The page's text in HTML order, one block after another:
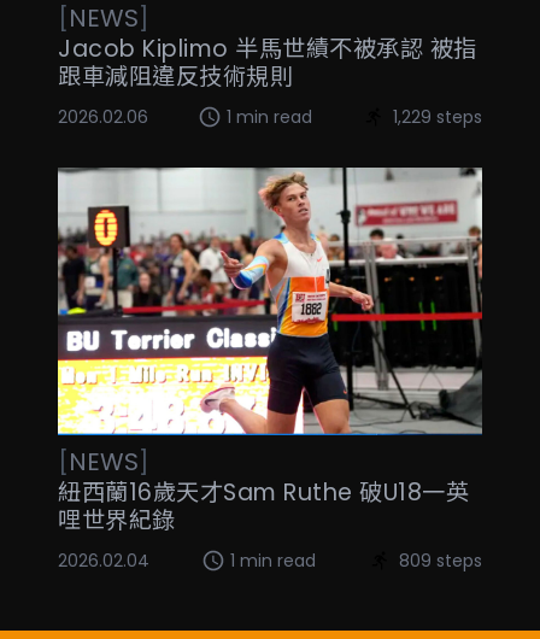
[NEWS]
Jacob Kiplimo 半馬世績不被承認 被指
跟車減阻違反技術規則
2026.02.06 1 min read 1,229 steps
[NEWS]
紐西蘭16歲天才Sam Ruthe 破U18一英
哩世界紀錄
2026.02.04 1 min read 809 steps